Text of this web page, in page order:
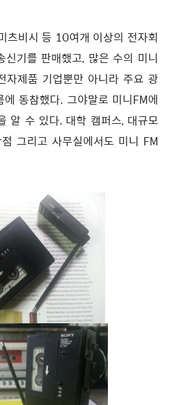
츠비시 등 10여개 이상의 전자회
기를 판매했고, 많은 수의 미니
자제품 기업뿐만 아니라 주요 광
동참했다. 그야말로 미니FM에
알 수 있다. 대학 캠퍼스, 대규모
그리고 사무실에서도 미니 FM